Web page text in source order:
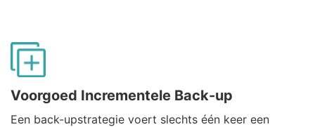
Voorgoed Incrementele Back-up
Een back-upstrategie voert slechts één keer een